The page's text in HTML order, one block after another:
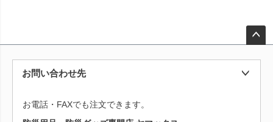
ジト
ップ
お問い合わせ先
お電話・FAXでも注文できます。